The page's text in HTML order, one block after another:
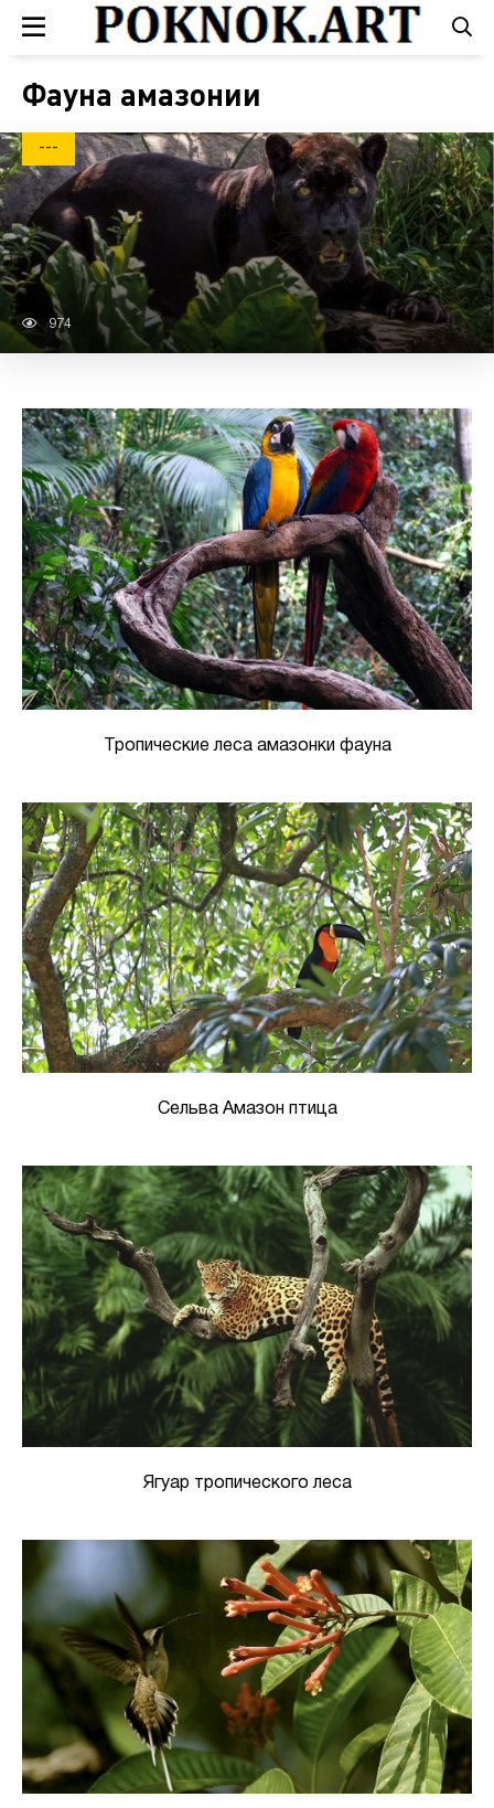
Фауна амазонии
---
974
Тропические леса амазонки фауна
Сельва Амазон птица
Ягуар тропического леса